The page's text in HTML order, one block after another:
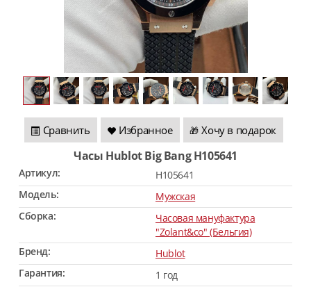
Сравнить Избранное 🎁 Хочу в подарок
Часы Hublot Big Bang H105641
Артикул:
H105641
Модель:
Мужская
Сборка:
Часовая мануфактура
"Zolant&co" (Бельгия)
Бренд:
Hublot
Гарантия:
1 год